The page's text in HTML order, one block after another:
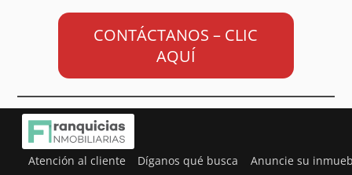
CONTÁCTANOS – CLIC
AQUÍ
Atención al cliente Díganos qué busca Anuncie su